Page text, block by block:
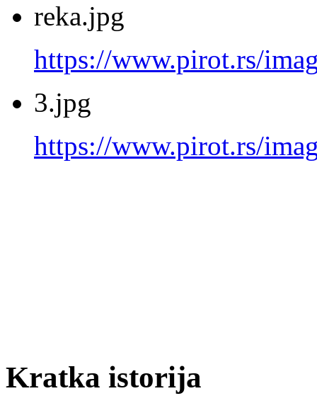
reka.jpg
https://www.pirot.rs/
3.jpg
https://www.pirot.rs/
Kratka istorija